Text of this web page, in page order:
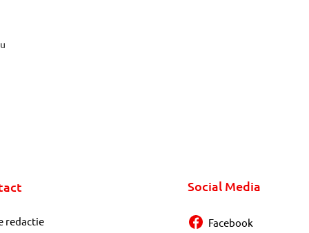
redactie
Social Media
Facebook